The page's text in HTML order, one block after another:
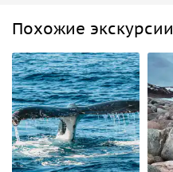
Похожие экскурсии